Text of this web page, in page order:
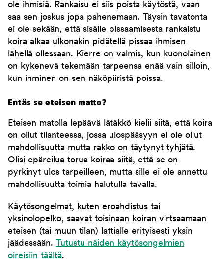
ole ihmisiä. Rankaisu ei siis poista käytöstä, vaan
saa sen joskus jopa pahenemaan. Täysin tavatonta
ei ole sekään, että sisälle pissaamisesta rankaistu
koira alkaa ulkonakin pidätellä pissaa ihmisen
lähellä ollessaan. Kierre on valmis, kun kuonolainen
on kykenevä tekemään tarpeensa enää vain silloin,
kun ihminen on sen näköpiiristä poissa.
Entäs se eteisen matto?
Eteisen matolla lepäävä lätäkkö kielii siitä, että koira
on ollut tilanteessa, jossa ulospääsyyn ei ole ollut
mahdollisuutta mutta rakko on täytynyt tyhjätä.
Olisi epäreilua torua koiraa siitä, että se on
pyrkinyt ulos tarpeilleen, mutta sille ei ole annettu
mahdollisuutta toimia halutulla tavalla.
Käytösongelmat, kuten eroahdistus tai
yksinolopelko, saavat toisinaan koiran virtsaamaan
eteisen (tai muun tilan) lattialle erityisesti yksin
jäädessään. Tutustu näiden käytösongelmien
oireisiin täältä.